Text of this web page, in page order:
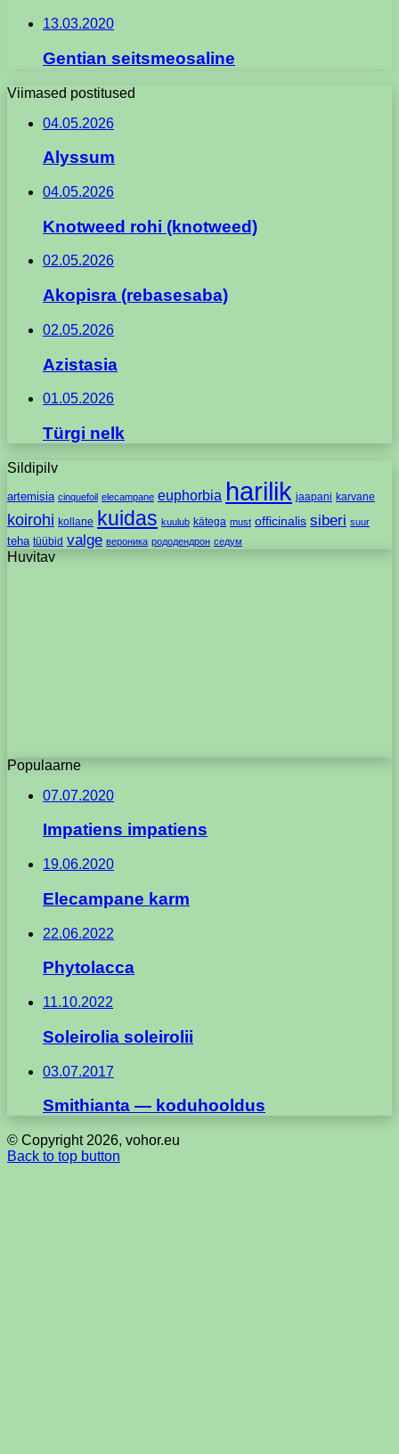
13.03.2020
Gentian seitsmeosaline
Viimased postitused
04.05.2026
Alyssum
04.05.2026
Knotweed rohi (knotweed)
02.05.2026
Akopisra (rebasesaba)
02.05.2026
Azistasia
01.05.2026
Türgi nelk
Sildipilv
artemisia cinquefoil elecampane euphorbia harilik jaapani karvane
koirohi kollane kuidas kuulub kätega must officinalis siberi suur
teha tüübid valge вероника рододендрон седум
Huvitav
Populaarne
07.07.2020
Impatiens impatiens
19.06.2020
Elecampane karm
22.06.2022
Phytolacca
11.10.2022
Soleirolia soleirolii
03.07.2017
Smithianta — koduhooldus
© Copyright 2026, vohor.eu
Back to top button